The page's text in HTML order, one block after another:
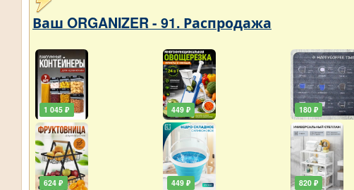
Ваш ORGANIZER - 91. Распродажа
1 045 ₽
624 ₽
449 ₽
449 ₽
180 ₽
820 ₽